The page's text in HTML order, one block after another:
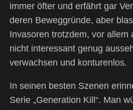
immer öfter und erfährt gar
deren Beweggründe, aber
Invasoren trotzdem, vor allem
nicht interessant genug
verwachsen und konturenlos.
In seinen besten Szenen
Serie „Generation Kill“. Man